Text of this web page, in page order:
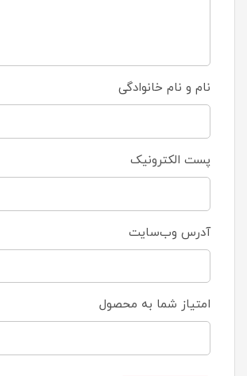
نام و نام خانوادگی
پست الکترونیک
آدرس وب‌سایت
امتیاز شما به محصول